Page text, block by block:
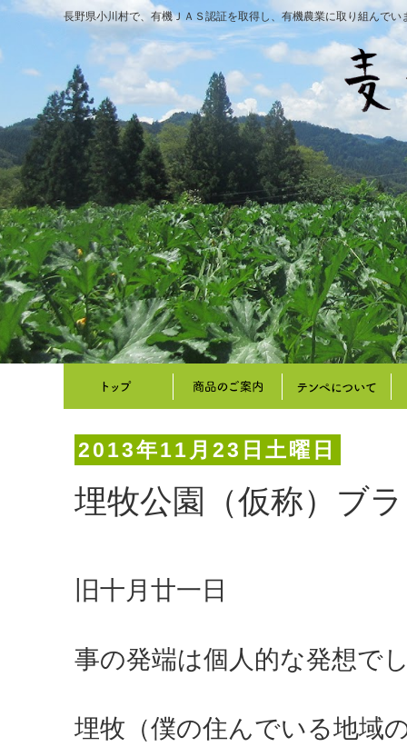
長野県小川村で、有機ＪＡＳ認証を取得し、有機農業に取り組んでい
2013年11月23日土曜日
埋牧公園（仮称）ブ
旧十月廿一日
事の発端は個人的な発想で
埋牧（僕の住んでいる地域